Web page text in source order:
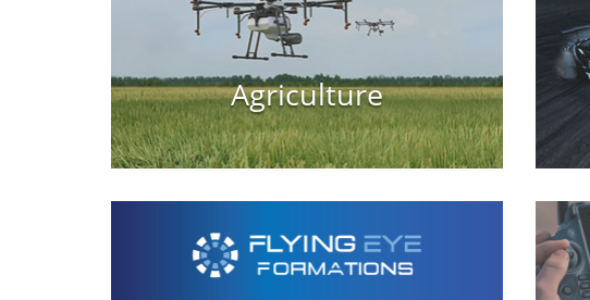
Agriculture